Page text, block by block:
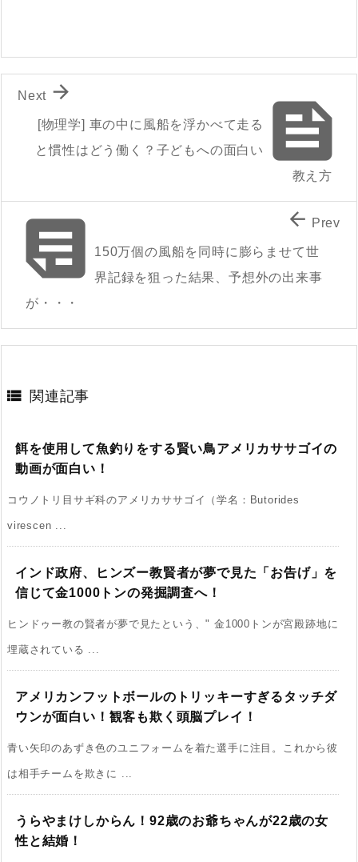

[物理学] 車の中に風船を浮かべて走る
と慣性はどう働く？子どもへの面白い
教え方

Next
150万個の風船を同時に膨らませて世
界記録を狙った結果、予想外の出来事
が・・・
 Prev
 関連記事
餌を使用して魚釣りをする賢い鳥アメリカササゴイの
動画が面白い！
コウノトリ目サギ科のアメリカササゴイ（学名：Butorides
virescen ...
インド政府、ヒンズー教賢者が夢で見た「お告げ」を
信じて金1000トンの発掘調査へ！
ヒンドゥー教の賢者が夢で見たという、" 金1000トンが宮殿跡地に
埋蔵されている ...
アメリカンフットボールのトリッキーすぎるタッチダ
ウンが面白い！観客も欺く頭脳プレイ！
青い矢印のあずき色のユニフォームを着た選手に注目。これから彼
は相手チームを欺きに ...
うらやまけしからん！92歳のお爺ちゃんが22歳の女
性と結婚！